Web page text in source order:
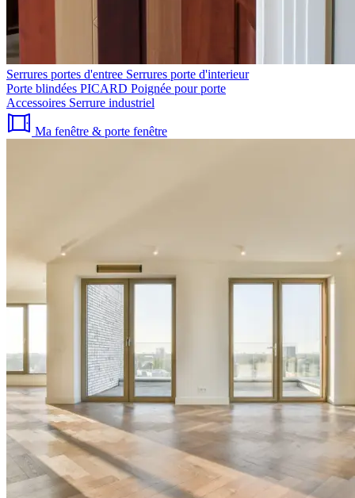
Serrures portes d'entree Serrures porte d'interieur
Porte blindées PICARD Poignée pour porte
Accessoires Serrure industriel
Ma fenêtre & porte fenêtre